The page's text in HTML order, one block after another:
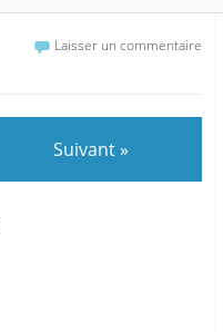
Laisser un commentaire
Suivant »